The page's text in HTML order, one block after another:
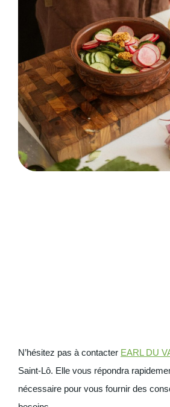
N’hésitez pas à contacter EARL DU
Saint-Lô. Elle vous répondra
nécessaire pour vous fournir des